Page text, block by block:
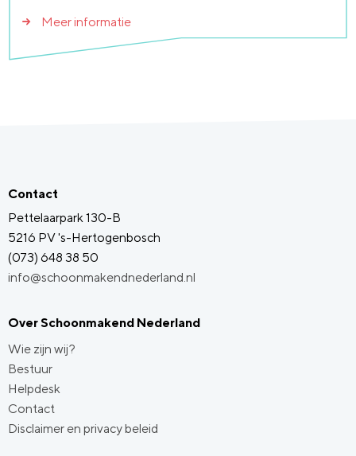
Meer informatie
Contact
Pettelaarpark 130-B
5216 PV 's-Hertogenbosch
(073) 648 38 50
info@schoonmakendnederland.nl
Over Schoonmakend Nederland
Wie zijn wij?
Bestuur
Helpdesk
Contact
Disclaimer en privacy beleid